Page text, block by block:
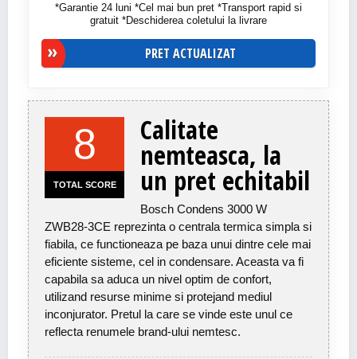
*Garantie 24 luni *Cel mai bun pret *Transport rapid si
gratuit *Deschiderea coletului la livrare
PRET ACTUALIZAT
8
TOTAL SCORE
Calitate
nemteasca, la
un pret echitabil
Bosch Condens 3000 W
ZWB28-3CE reprezinta o centrala termica simpla si
fiabila, ce functioneaza pe baza unui dintre cele mai
eficiente sisteme, cel in condensare. Aceasta va fi
capabila sa aduca un nivel optim de confort,
utilizand resurse minime si protejand mediul
inconjurator. Pretul la care se vinde este unul ce
reflecta renumele brand-ului nemtesc.